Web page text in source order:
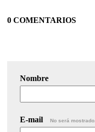
0 COMENTARIOS
Nombre
E-mail No será mostrado.